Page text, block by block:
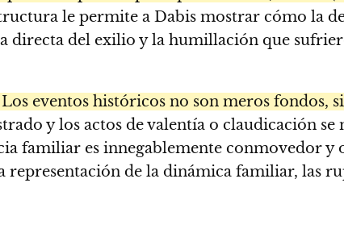
le permite a Dabis mostrar cómo la
directa del exilio y la humillación que
eventos históricos no son meros fondos,
y los actos de valentía o claudicación se
familiar es innegablemente conmovedor y
de la dinámica familiar, las